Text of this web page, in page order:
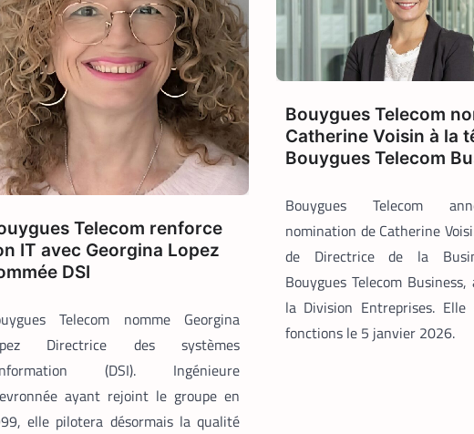
Telecom renforce
IT avec Georgina Lopez
DSI
Telecom nomme Georgina
Directrice des systèmes
(DSI). Ingénieure
ayant rejoint le groupe en
elle pilotera désormais la qualité
Bouygues Telecom
Catherine Voisin à la
Bouygues Telecom
Bouygues Telecom
nomination de Catherine
de Directrice de la
Bouygues Telecom
la Division Entreprises.
fonctions le 5 janvier 2026.